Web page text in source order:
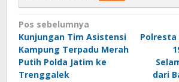
Navigasi
pos
Pos sebelumnya
Kunjungan Tim Asistensi
Kampung Terpadu Merah
Putih Polda Jatim ke
Trenggalek
Polresta
dari